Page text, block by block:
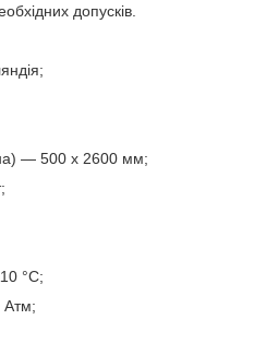
допусків.
— 500 х 2600 мм;
°C;
Атм;